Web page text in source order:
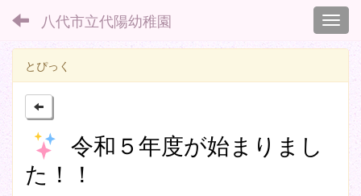
八代市立代陽幼稚園
とぴっく
令和５年度が始まりまし
た！！